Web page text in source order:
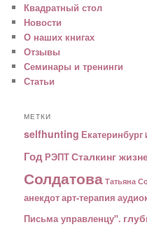
Квадратный стол
Новости
О наших книгах
Отзывы
Семинары и тренинги
Статьи
МЕТКИ
selfhunting Екатеринбург
Год РЭПТСталкинг
Солдатова Татьяна
анекдотарт-терапия
Письма управленцу".